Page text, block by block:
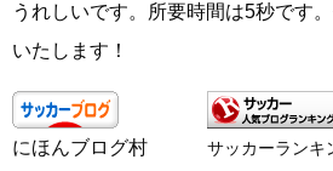
うれしいです。所要時間は5秒です
いたします！
にほんブログ村 サッカーランキ